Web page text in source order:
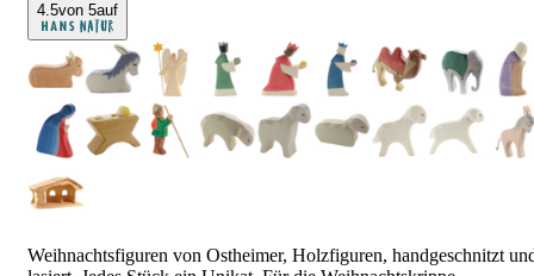
4.5von 5auf
Weihnachtsfiguren von Ostheimer, Holzfiguren, handgeschnitzt